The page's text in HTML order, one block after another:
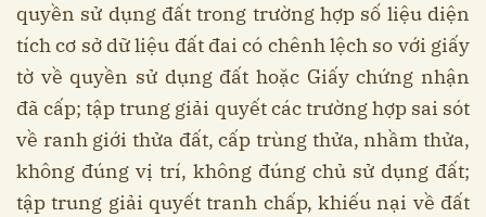
quyền sử dụng đất trong trường hợp số liệu diện
tích cơ sở dữ liệu đất đai có chênh lệch so với giấy
tờ về quyền sử dụng đất hoặc Giấy chứng nhận
đã cấp; tập trung giải quyết các trường hợp sai sót
về ranh giới thửa đất, cấp trùng thửa, nhầm thửa,
không đúng vị trí, không đúng chủ sử dụng đất;
tập trung giải quyết tranh chấp, khiếu nại về đất